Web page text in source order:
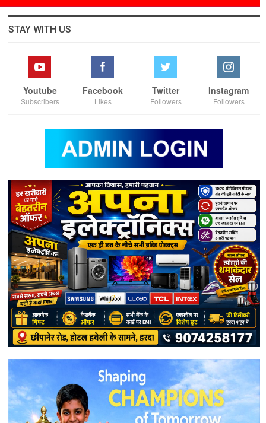
STAY WITH US
Youtube
Subscribers
Facebook
Likes
Twitter
Followers
Instagram
Followers